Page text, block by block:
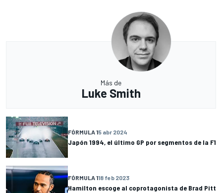
Más de
Luke Smith
FÓRMULA 15 abr 2024
Japón 1994, el último GP por segmentos de la F1
FÓRMULA 118 feb 2023
Hamilton escoge al coprotagonista de Brad Pitt